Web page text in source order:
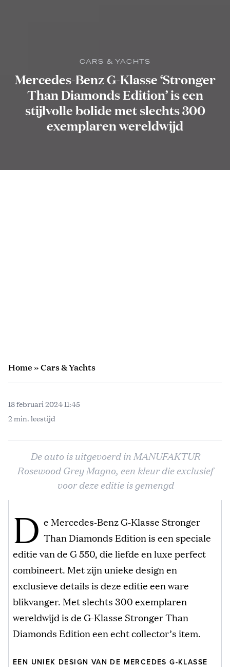
CARS & YACHTS
Mercedes-Benz G-Klasse ‘Stronger
Than Diamonds Edition’ is een
stijlvolle bolide met slechts 300
exemplaren wereldwijd
Home»Cars & Yachts
18 februari 2024 11:45
2 min. leestijd
De auto is uitgevoerd in MANUFAKTUR
Rosewood Grey Magno, een kleur die exclusief
voor deze editie is gemengd
D e Mercedes-Benz G-Klasse Stronger
Than Diamonds Edition is een speciale
editie van de G 550, die liefde en luxe perfect
combineert. Met zijn unieke design en
exclusieve details is deze editie een ware
blikvanger. Met slechts 300 exemplaren
wereldwijd is de G-Klasse Stronger Than
Diamonds Edition een echt collector’s item.
EEN UNIEK DESIGN VAN DE MERCEDES G-KLASSE